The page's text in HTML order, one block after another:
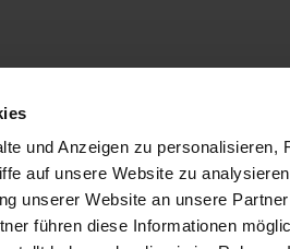
und Anzeigen zu personalisieren,
auf unsere Website zu
unserer Website an unsere
führen diese Informationen
FH
Mitglied